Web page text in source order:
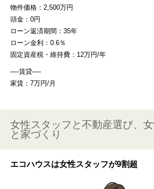
物件価格：2,500万円
頭金：0円
ローン返済期間：35年
ローン金利：0.6％
固定資産税・維持費：12万円/年
—-賃貸—-
家賃：7万円/月
女性スタッフと不動産選び、
と家づくり
エコハウスは女性スタッフが9割超